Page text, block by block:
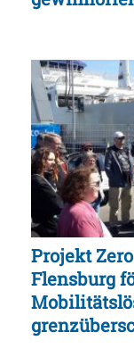
Projekt
Flensburg